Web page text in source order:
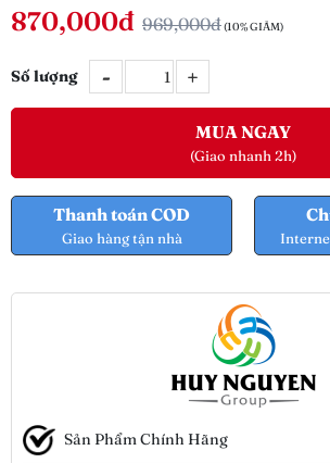
870,000đ 969,000đ(10% GIẢM)
Số lượng - +
MUA NGAY
(Giao nhanh 2h)
Thanh toán COD
Giao hàng tận nhà
Sản Phẩm Chính Hãng